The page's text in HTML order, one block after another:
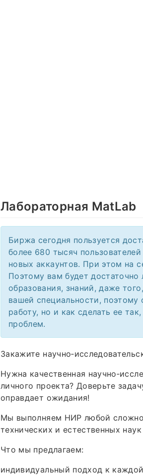
Лабораторная MatLab
Биржа сегодня пользуется
более 680 тысяч
новых аккаунтов. При этом на
Поэтому вам будет
образования, знаний, даже
вашей специальности, поэтому
работу, но и как сделать ее
проблем.
Закажите
Нужна качественная
личного проекта? Доверьте
оправдает ожидания!
Мы выполняем НИР любой
технических и естественных
Что мы предлагаем:
индивидуальный подход к